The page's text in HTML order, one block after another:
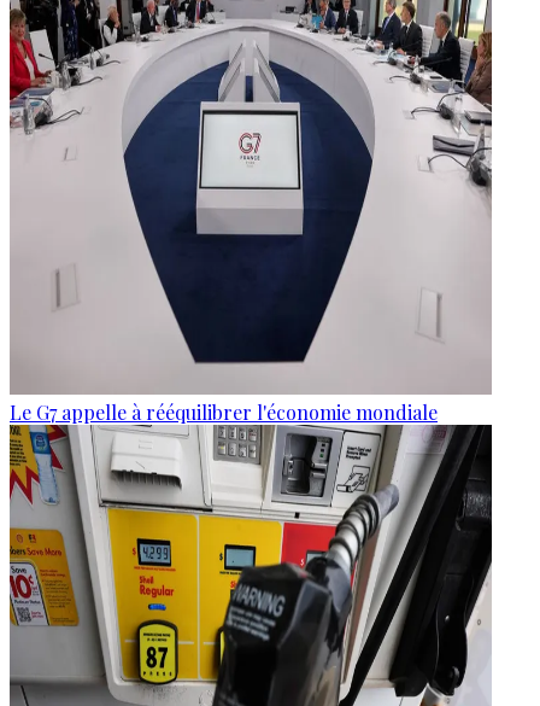
Le G7 appelle à rééquilibrer l'économie mondiale